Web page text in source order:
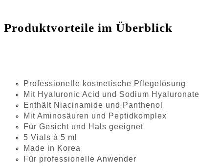
Produktvorteile im Überblick
Professionelle kosmetische Pflegelösung
Mit Hyaluronic Acid und Sodium Hyaluronate
Enthält Niacinamide und Panthenol
Mit Aminosäuren und Peptidkomplex
Für Gesicht und Hals geeignet
5 Vials à 5 ml
Made in Korea
Für professionelle Anwender